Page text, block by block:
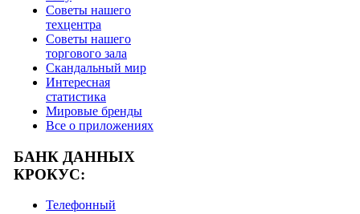
Советы нашего
техцентра
Советы нашего
торгового зала
Скандальный мир
Интересная
статистика
Мировые бренды
Все о приложениях
БАНК ДАННЫХ
КРОКУС:
Телефонный